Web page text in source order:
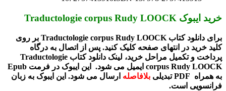
خرید ایبوک Traductologie corpus Rudy LOOCK
برای دانلود کتاب Traductologie corpus Rudy LOOCK
بر روی
کلید خرید در انتهای صفحه کلیک کنید. پس از اتصال به درگاه
پرداخت و تکمیل مراحل خرید، لینک دانلود کتاب Traductologie
corpus Rudy LOOCK ایمیل می شود. این ایبوک در فرمت Epub
به همراه PDF تبدیلی
بلافاصله ارسال می شود. این ایبوک به زبان
فرانسویی است.